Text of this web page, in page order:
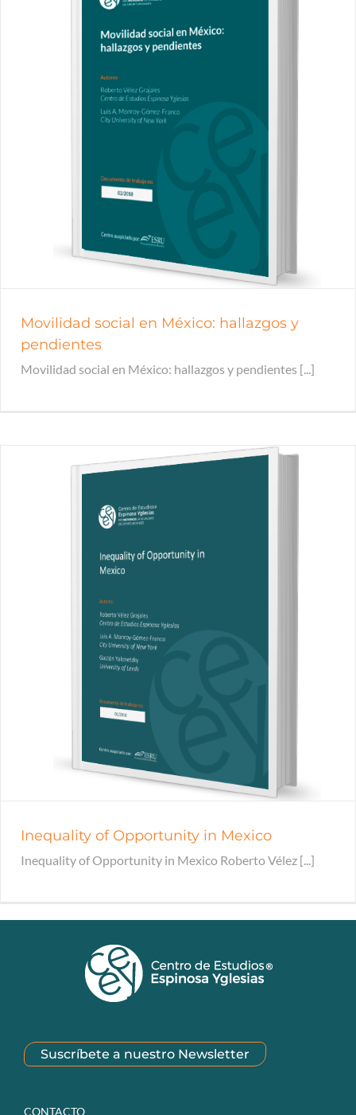
Movilidad social en México: hallazgos y
pendientes
Movilidad social en México: hallazgos y pendientes [...]
Inequality of Opportunity in Mexico
Inequality of Opportunity in Mexico Roberto Vélez [...]
Suscríbete a nuestro Newsletter
CONTACTO